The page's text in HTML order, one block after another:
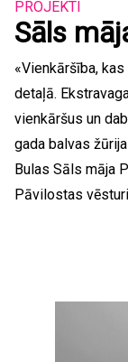
PROJEKTI
Sāls
«Vienkāršība,
detaļā.
vienkāršus un
gada balvas
Bulas Sāls māja
Pāvilostas